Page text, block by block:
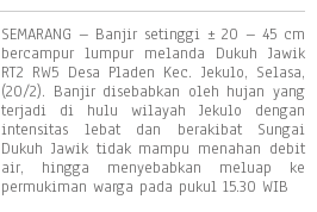
SEMARANG – Banjir setinggi ± 20 – 45 cm
bercampur lumpur melanda Dukuh Jawik
RT2 RW5 Desa Pladen Kec. Jekulo, Selasa,
(20/2). Banjir disebabkan oleh hujan yang
terjadi di hulu wilayah Jekulo dengan
intensitas lebat dan berakibat Sungai
Dukuh Jawik tidak mampu menahan debit
air, hingga menyebabkan meluap ke
permukiman warga pada pukul 15.30 WIB